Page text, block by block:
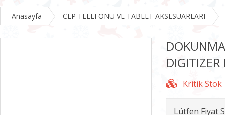
Anasayfa CEP TELEFONU VE TABLET AKSESUARLARI
DIGITIZER
Lütfen Fiyat